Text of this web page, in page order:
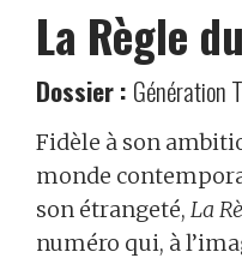
La Règle
Dossier : Génération
Fidèle à son
monde
son étrangeté, La
numéro qui, à